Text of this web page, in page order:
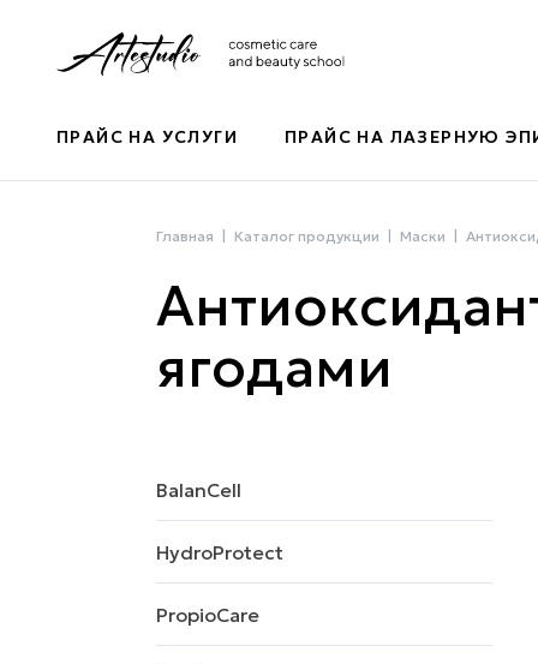
ПРАЙС НА УСЛУГИ ПРАЙС НА ЛАЗЕРНУЮ
Главная Каталог продукции Маски
ягодами
BalanCell
HydroProtect
PropioCare